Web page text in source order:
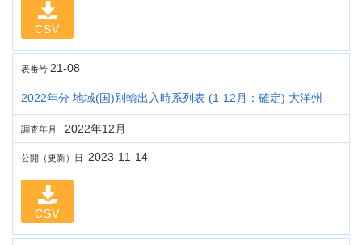
CSV
表番号 21-08
2022年分 地域(国)別輸出入時系列表 (1-12月：確定) 大洋州
調査年月 2022年12月
公開（更新）日 2023-11-14
CSV